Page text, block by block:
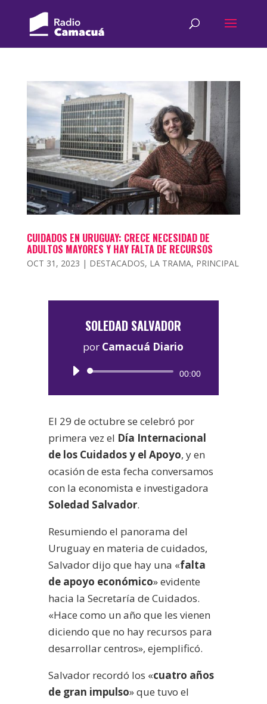
CUIDADOS EN URUGUAY: CRECE NECESIDAD DE
ADULTOS MAYORES Y HAY FALTA DE RECURSOS
OCT 31, 2023 | DESTACADOS, LA TRAMA, PRINCIPAL
SOLEDAD SALVADOR
por Camacuá Diario
Reproductor
00:00
El 29 de octubre se celebró por
primera vez el Día Internacional
de los Cuidados y el Apoyo, y en
ocasión de esta fecha conversamos
con la economista e investigadora
Soledad Salvador.
Resumiendo el panorama del
Uruguay en materia de cuidados,
Salvador dijo que hay una «falta
de apoyo económico» evidente
hacia la Secretaría de Cuidados.
«Hace como un año que les vienen
diciendo que no hay recursos para
desarrollar centros», ejemplificó.
Salvador recordó los «cuatro años
de gran impulso» que tuvo el